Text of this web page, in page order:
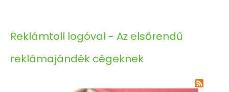
Reklámtoll logóval - Az elsőrendű
reklámajándék cégeknek